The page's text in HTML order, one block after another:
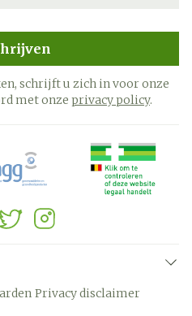
schrijft u zich in voor onze
met onze privacy policy.
Privacy disclaimer